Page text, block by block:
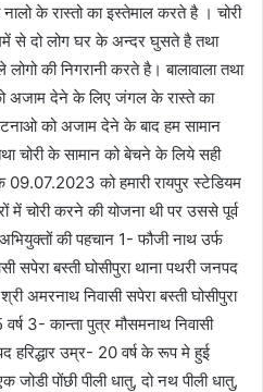
के रास्तो का इस्तेमाल करते है । चोरी
से दो लोग घर के अन्दर घुसते है तथा
की निगरानी करते है। बालावाला तथा
को अजाम देने के लिए जंगल के रास्ते का
को अजाम देने के बाद हम सामान
चोरी के सामान को बेचने के लिये सही
को हमारी रायपुर स्टेडियम
चोरी करने की योजना थी पर उससे पूर्व
की पहचान 1- फौजी नाथ उर्फ
सपेरा बस्ती घोसीपुरा थाना पथरी जनपद
अमरनाथ निवासी सपेरा बस्ती घोसीपुरा
3- कान्ता पुत्र मौसमनाथ निवासी
हरिद्धार उम्र- 20 वर्ष के रूप मे हुई
पोंछी पीली धातु, दो नथ पीली धातु,